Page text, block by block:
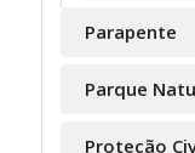
Parapente
Parque
Proteção